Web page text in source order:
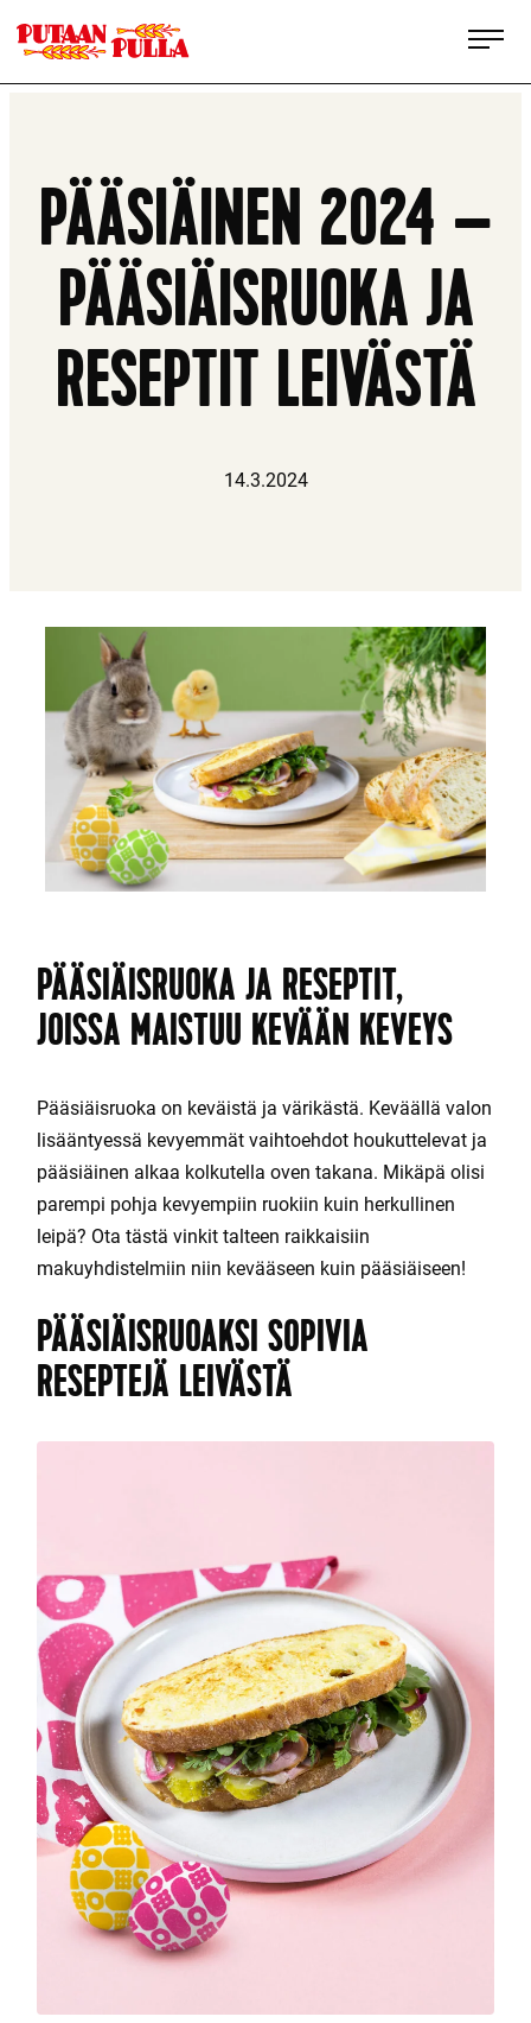
Siirry
suoraan
Putaan Pulla
PÄÄSIÄINEN 2024 –
PÄÄSIÄISRUOKA JA
RESEPTIT LEIVÄSTÄ
14.3.2024
PÄÄSIÄISRUOKA JA RESEPTIT,
JOISSA MAISTUU KEVÄÄN KEVEYS
Pääsiäisruoka on keväistä ja värikästä. Keväällä valon
lisääntyessä kevyemmät vaihtoehdot houkuttelevat ja
pääsiäinen alkaa kolkutella oven takana. Mikäpä olisi
parempi pohja kevyempiin ruokiin kuin herkullinen
leipä? Ota tästä vinkit talteen raikkaisiin
makuyhdistelmiin niin kevääseen kuin pääsiäiseen!
PÄÄSIÄISRUOAKSI SOPIVIA
RESEPTEJÄ LEIVÄSTÄ